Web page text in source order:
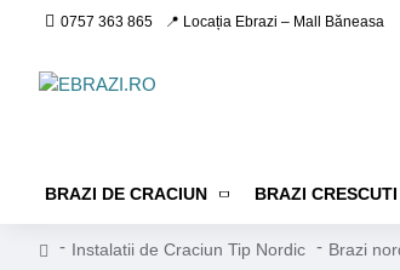
0757 363 865 📍 Locația Ebrazi – Mall Băneasa
BRAZI DE CRACIUN BRAZI
Instalatii de Craciun Tip Nordic Brazi